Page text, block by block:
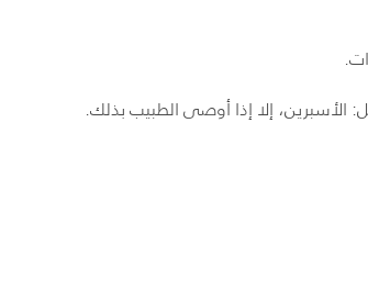
إلا إذا أوصى الطبيب بذلك.